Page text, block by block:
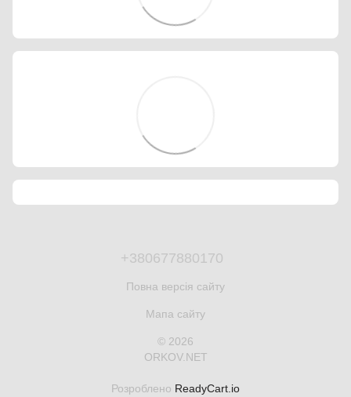
+380677880170
Повна версія сайту
Мапа сайту
© 2026
ORKOV.NET
Розроблено ReadyCart.io